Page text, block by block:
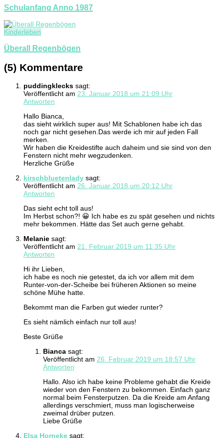
Schulanfang Anno 1987
Kinderleben
Überall Regenbögen
(5) Kommentare
puddingklecks sagt:
Veröffentlicht am 23. Januar 2018 um 21:09 Uhr
Antworten
Hallo Bianca,
das sieht wirklich super aus! Mit Schablonen habe ich das
noch gar nicht gesehen.Das werde ich mir auf jeden Fall
merken.
Wir haben die Kreidestifte auch daheim und sie sind von den
Fenstern nicht mehr wegzudenken.
Herzliche Grüße
kirschbluetenlady sagt:
Veröffentlicht am 26. Januar 2018 um 20:12 Uhr
Antworten
Das sieht echt toll aus!
Im Herbst schon?! 😀 Ich habe es zu spät gesehen und nichts
mehr bekommen. Hätte das Set auch gerne gehabt.
Melanie sagt:
Veröffentlicht am 21. Februar 2019 um 11:35 Uhr
Antworten
Hi ihr Lieben,
ich habe es noch nie getestet, da ich vor allem mit dem
Runter-von-der-Scheibe bei früheren Aktionen so meine
schöne Mühe hatte.
Bekommt man die Farben gut wieder runter?
Es sieht nämlich einfach nur toll aus!
Beste Grüße
Bianca sagt:
Veröffentlicht am 26. Februar 2019 um 18:57 Uhr
Antworten
Hallo. Also ich habe keine Probleme gehabt die Kreide
wieder von den Fenstern zu bekommen. Einfach ganz
normal beim Fensterputzen. Da die Kreide am Anfang
allerdings verschmiert, muss man logischerweise
zweimal drüber putzen.
Liebe Grüße
Elsa Horneke sagt: